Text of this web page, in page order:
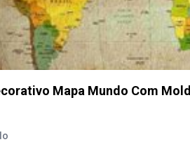
Mapa Mundo Com